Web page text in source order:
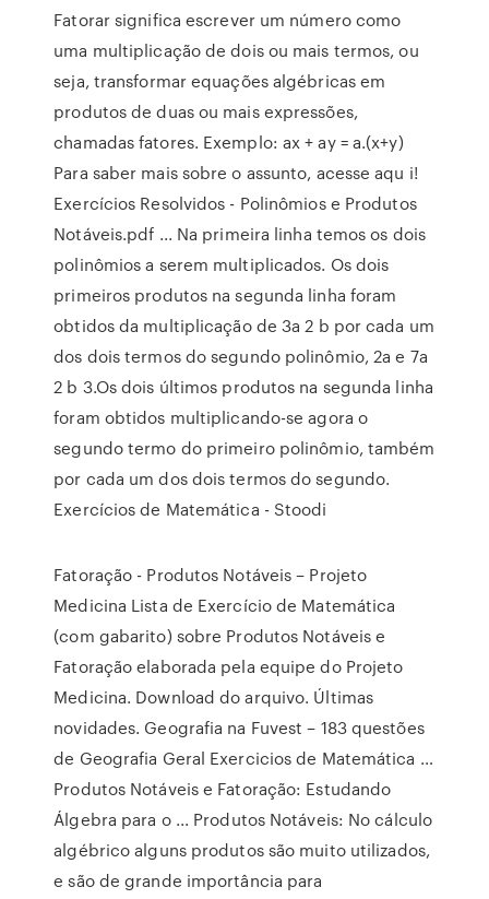
Fatorar significa escrever um número como
uma multiplicação de dois ou mais termos, ou
seja, transformar equações algébricas em
produtos de duas ou mais expressões,
chamadas fatores. Exemplo: ax + ay = a.(x+y)
Para saber mais sobre o assunto, acesse aqu i!
Exercícios Resolvidos - Polinômios e Produtos
Notáveis.pdf ... Na primeira linha temos os dois
polinômios a serem multiplicados. Os dois
primeiros produtos na segunda linha foram
obtidos da multiplicação de 3a 2 b por cada um
dos dois termos do segundo polinômio, 2a e 7a
2 b 3.Os dois últimos produtos na segunda linha
foram obtidos multiplicando-se agora o
segundo termo do primeiro polinômio, também
por cada um dos dois termos do segundo.
Exercícios de Matemática - Stoodi
Fatoração - Produtos Notáveis – Projeto
Medicina Lista de Exercício de Matemática
(com gabarito) sobre Produtos Notáveis e
Fatoração elaborada pela equipe do Projeto
Medicina. Download do arquivo. Últimas
novidades. Geografia na Fuvest – 183 questões
de Geografia Geral Exercicios de Matemática …
Produtos Notáveis e Fatoração: Estudando
Álgebra para o ... Produtos Notáveis: No cálculo
algébrico alguns produtos são muito utilizados,
e são de grande importância para